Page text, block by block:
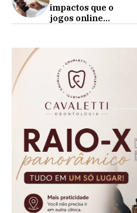
impactos que o
jogos online